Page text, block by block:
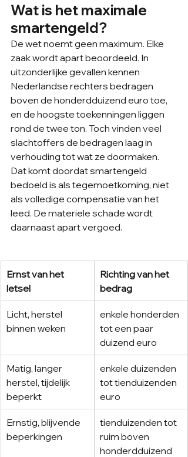
Wat is het maximale
smartengeld?
De wet noemt geen maximum. Elke
zaak wordt apart beoordeeld. In
uitzonderlijke gevallen kennen
Nederlandse rechters bedragen
boven de honderdduizend euro toe,
en de hoogste toekenningen liggen
rond de twee ton. Toch vinden veel
slachtoffers de bedragen laag in
verhouding tot wat ze doormaken.
Dat komt doordat smartengeld
bedoeld is als tegemoetkoming, niet
als volledige compensatie van het
leed. De materiele schade wordt
daarnaast apart vergoed.
Ernst van het
letsel
Richting van het
bedrag
Licht, herstel
binnen weken
enkele honderden
tot een paar
duizend euro
Matig, langer
herstel, tijdelijk
beperkt
enkele duizenden
tot tienduizenden
euro
Ernstig, blijvende
beperkingen
tienduizenden tot
ruim boven
honderdduizend